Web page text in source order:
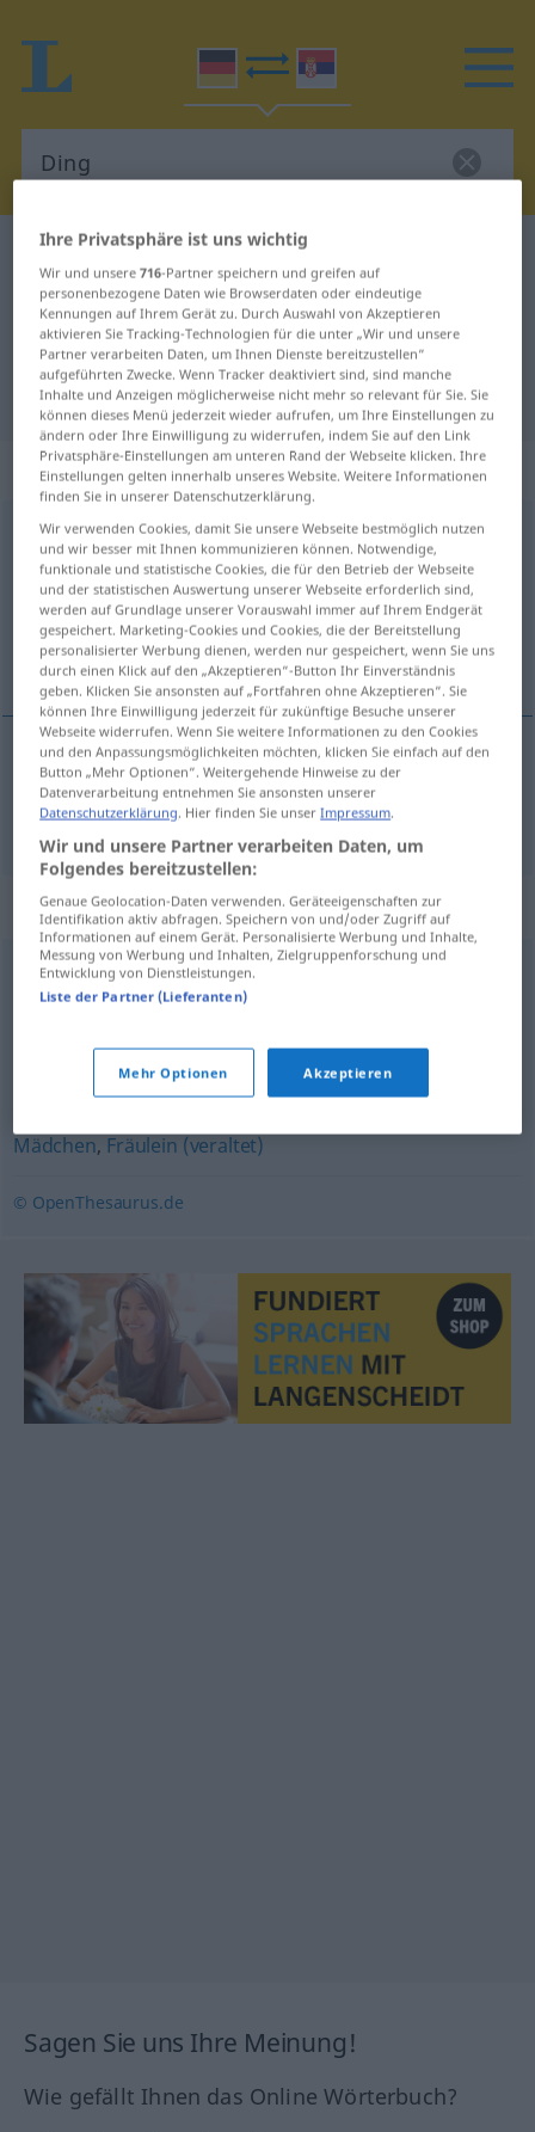
Deutsch-Serbisch Wörterbuch
Deutsch-Serbisch Übersetzung für
"Ding"
"Ding" Serbisch Übersetzung
„Ding“: sächlich, neutral
Dingn
Übersicht aller Übersetzungen
(Für mehr Details die Übersetzung anklicken/antippen)
ствар
ствар Ding
Synonyme für "Ding"
Sache, Gegenstand,Objekt
Sachverhalt,Umstand, Problem,Angelegenheit
Kiste (ugs.),Frage ,Aufgabe
Mädchen, Fräulein (veraltet)
© OpenThesaurus.de
Sagen Sie uns Ihre Meinung!
Wie gefällt Ihnen das Online Wörterbuch?
Ihre Privatsphäre ist uns wichtig
Wir und unsere716-Partner speichern und greifen auf
personenbezogene Daten wie Browserdaten oder eindeutige
Kennungen auf Ihrem Gerät zu. Durch Auswahl von Akzeptieren
aktivieren Sie Tracking-Technologien für die unter „Wir und unsere
Partner verarbeiten Daten, um Ihnen Dienste bereitzustellen“
aufgeführten Zwecke. Wenn Tracker deaktiviert sind, sind manche
Inhalte und Anzeigen möglicherweise nicht mehr so relevant für Sie. Sie
können dieses Menü jederzeit wieder aufrufen, um Ihre Einstellungen zu
ändern oder Ihre Einwilligung zu widerrufen, indem Sie auf den Link
Privatsphäre-Einstellungen am unteren Rand der Webseite klicken. Ihre
Einstellungen gelten innerhalb unseres Website. Weitere Informationen
finden Sie in unserer Datenschutzerklärung.
Wir verwenden Cookies, damit Sie unsere Webseite bestmöglich nutzen
und wir besser mit Ihnen kommunizieren können. Notwendige,
funktionale und statistische Cookies, die für den Betrieb der Webseite
und der statistischen Auswertung unserer Webseite erforderlich sind,
werden auf Grundlage unserer Vorauswahl immer auf Ihrem Endgerät
gespeichert. Marketing-Cookies und Cookies, die der Bereitstellung
personalisierter Werbung dienen, werden nur gespeichert, wenn Sie uns
durch einen Klick auf den „Akzeptieren“-Button Ihr Einverständnis
geben. Klicken Sie ansonsten auf „Fortfahren ohne Akzeptieren“. Sie
können Ihre Einwilligung jederzeit für zukünftige Besuche unserer
Webseite widerrufen. Wenn Sie weitere Informationen zu den Cookies
und den Anpassungsmöglichkeiten möchten, klicken Sie einfach auf den
Button „Mehr Optionen“. Weitergehende Hinweise zu der
Datenverarbeitung entnehmen Sie ansonsten unserer
Datenschutzerklärung. Hier finden Sie unserImpressum.
Wir und unsere Partner verarbeiten Daten, um
Folgendes bereitzustellen:
Genaue Geolocation-Daten verwenden. Geräteeigenschaften zur
Identifikation aktiv abfragen. Speichern von und/oder Zugriff auf
Informationen auf einem Gerät. Personalisierte Werbung und Inhalte,
Messung von Werbung und Inhalten, Zielgruppenforschung und
Entwicklung von Dienstleistungen.
Liste der Partner (Lieferanten)
Mehr Optionen Akzeptieren